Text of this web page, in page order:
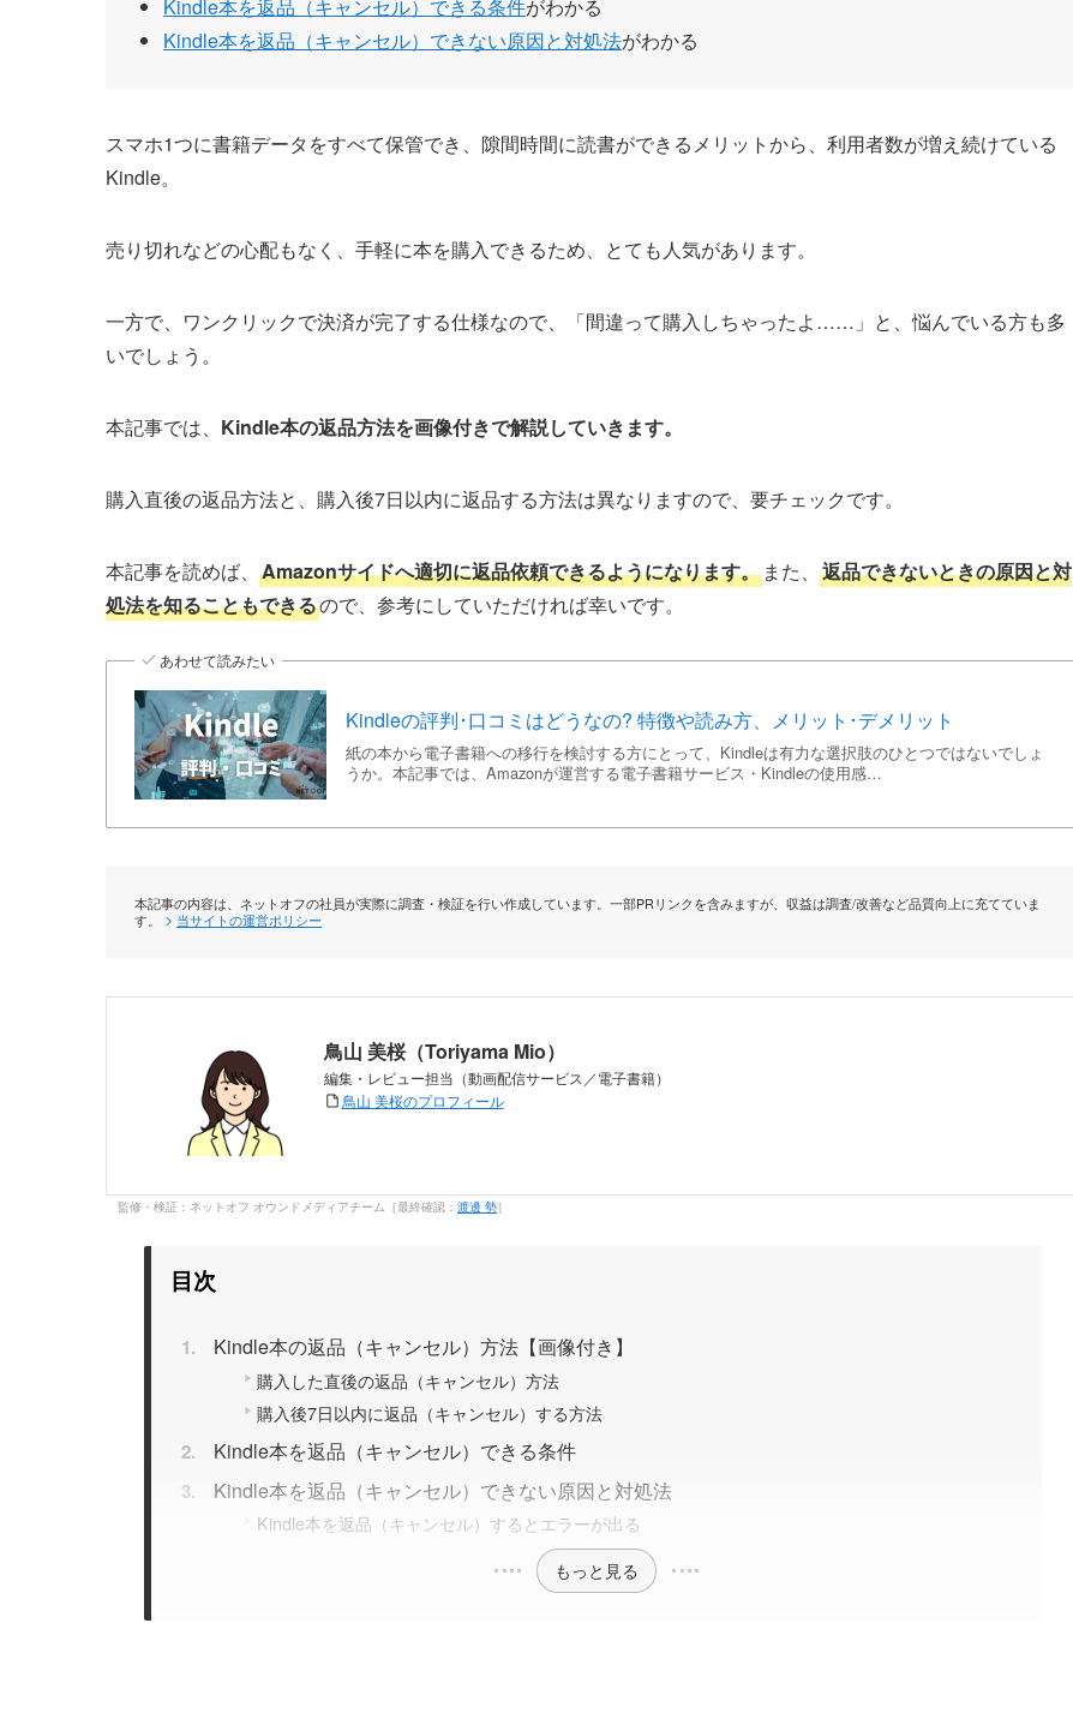
Kindle本を返品（キャンセル）できる条件がわかる
Kindle本を返品（キャンセル）できない原因と対処法がわかる
スマホ1つに書籍データをすべて保管でき、隙間時間に読書ができるメリットから、利用者数が増え続けている
Kindle。
売り切れなどの心配もなく、手軽に本を購入できるため、とても人気があります。
一方で、ワンクリックで決済が完了する仕様なので、「間違って購入しちゃったよ……」と、悩んでいる方も多
いでしょう。
本記事では、 Kindle本の返品方法を画像付きで解説していきます。
購入直後の返品方法と、購入後7日以内に返品する方法は異なりますので、要チェックです。
本記事を読めば、 Amazonサイドへ適切に返品依頼できるようになります。 また、 返品できないときの原因と対
処法を知ることもできるので、参考にしていただければ幸いです。
あわせて読みたい
Kindleの評判･口コミはどうなの? 特徴や読み方、メリット･デメリット
紙の本から電子書籍への移行を検討する方にとって、Kindleは有力な選択肢のひとつではないでしょ
うか。本記事では、Amazonが運営する電子書籍サービス・Kindleの使用感…
本記事の内容は、ネットオフの社員が実際に調査・検証を行い作成しています。一部PRリンクを含みますが、収益は調査/改善など品質向上に充てていま
す。
当サイトの運営ポリシー
鳥山 美桜（Toriyama Mio）
編集・レビュー担当（動画配信サービス／電子書籍）
鳥山 美桜のプロフィール
監修・検証：ネットオフ オウンドメディアチーム［最終確認： 渡邊 勢］
目次
Kindle本の返品（キャンセル）方法【画像付き】
購入した直後の返品（キャンセル）方法
購入後7日以内に返品（キャンセル）する方法
Kindle本を返品（キャンセル）できる条件
Kindle本を返品（キャンセル）できない原因と対処法
Kindle本を返品（キャンセル）するとエラーが出る
もっと見る